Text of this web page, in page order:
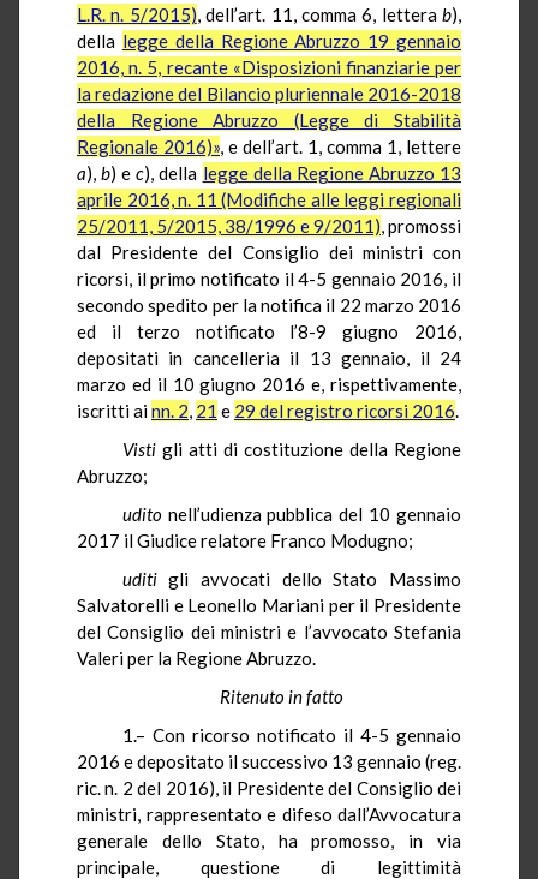
L.R. n. 5/2015),dell’art. 11, comma 6, lettera b),
della legge della Regione Abruzzo 19 gennaio
2016, n. 5, recante «Disposizioni finanziarie per
la redazione del Bilancio pluriennale 2016-2018
della Regione Abruzzo (Legge di Stabilità
Regionale 2016)», e dell’art. 1, comma 1, lettere
a),b) ec), della legge della Regione Abruzzo 13
aprile 2016, n. 11 (Modifiche alle leggi regionali
25/2011, 5/2015, 38/1996 e 9/2011), promossi
dal Presidente del Consiglio dei ministri con
ricorsi, il primo notificato il 4-5 gennaio 2016, il
secondo spedito per la notifica il 22 marzo 2016
ed il terzo notificato l’8-9 giugno 2016,
depositati in cancelleria il 13 gennaio, il 24
marzo ed il 10 giugno 2016 e, rispettivamente,
iscritti ainn. 2, 21 e 29 del registro ricorsi 2016.
Vistigli atti di costituzione della Regione
Abruzzo;
uditonell’udienza pubblica del 10 gennaio
2017 il Giudice relatore Franco Modugno;
uditigli avvocati dello Stato Massimo
Salvatorelli e Leonello Mariani per il Presidente
del Consiglio dei ministri e l’avvocato Stefania
Valeri per la Regione Abruzzo.
Ritenuto in fatto
1.– Con ricorso notificato il 4-5 gennaio
2016 e depositato il successivo 13 gennaio (reg.
ric. n. 2 del 2016), il Presidente del Consiglio dei
ministri, rappresentato e difeso dall’Avvocatura
generale dello Stato, ha promosso, in via
principale, questione di legittimità